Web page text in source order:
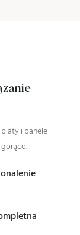
i panele